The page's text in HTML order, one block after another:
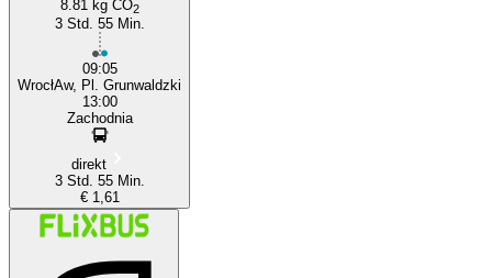
8.81 kg CO2
3 Std. 55 Min.
09:05
WrocłAw, Pl. Grunwaldzki
13:00
Zachodnia
direkt
3 Std. 55 Min.
€ 1,61